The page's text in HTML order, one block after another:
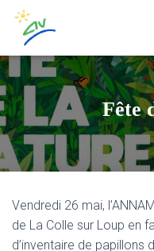
Fête
Vendredi 26 mai,
de La Colle sur Loup en
d’inventaire de papillons